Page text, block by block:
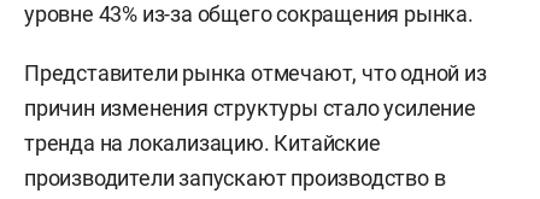
уровне 43% из-за общего сокращения рынка.
Представители рынка отмечают, что одной из
причин изменения структуры стало усиление
тренда на локализацию. Китайские
производители запускают производство в